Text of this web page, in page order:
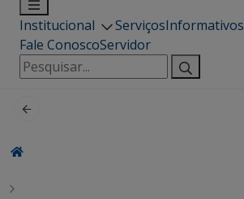
Institucional ServiçosInformativos
Fale ConoscoServidor
Pesquisar
por: